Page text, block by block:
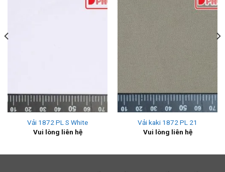
Vải 1872 PL S White
Vui lòng liên hệ
Vải kaki 1872 PL 21
Vui lòng liên hệ